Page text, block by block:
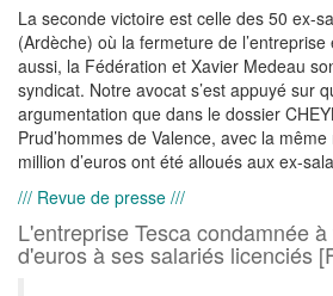
La seconde victoire est celle des 50 ex-
(Ardèche) où la fermeture de
aussi, la Fédération et Xavier Medeau
syndicat. Notre avocat s’est appuyé sur
argumentation que dans le dossier
Prud’hommes de Valence, avec la
million d’euros ont été alloués aux ex-
/// Revue de presse ///
L'entreprise Tesca condamnée
d'euros à ses salariés licenciés